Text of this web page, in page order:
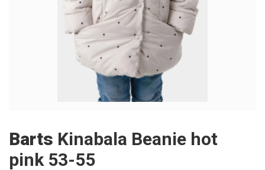
Barts Kinabala Beanie hot
pink 53-55